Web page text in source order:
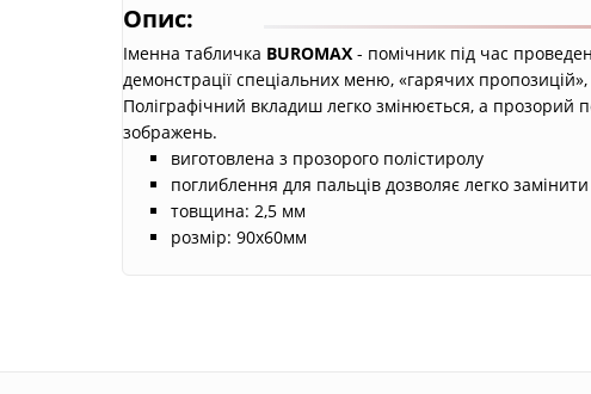
Опис:
Іменна табличка BUROMAX - помічник під час
демонстрації спеціальних меню, «гарячих
Поліграфічний вкладиш легко змінюється, а прозорий
зображень.
виготовлена з прозорого полістиролу
поглиблення для пальців дозволяє легко
товщина: 2,5 мм
розмір: 90х60мм